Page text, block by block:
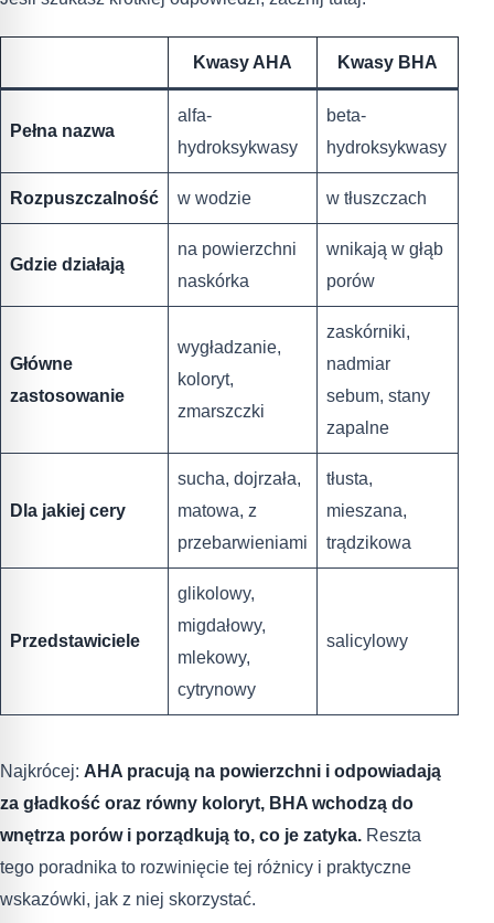
Kwasy AHA Kwasy BHA
Pełna nazwa
alfa-
hydroksykwasy
beta-
hydroksykwasy
Rozpuszczalność w wodzie w tłuszczach
Gdzie działają
na powierzchni
naskórka
wnikają w głąb
porów
Główne
zastosowanie
wygładzanie,
koloryt,
zmarszczki
zaskórniki,
nadmiar
sebum, stany
zapalne
Dla jakiej cery
sucha, dojrzała,
matowa, z
przebarwieniami
tłusta,
mieszana,
trądzikowa
Przedstawiciele
glikolowy,
migdałowy,
mlekowy,
cytrynowy
salicylowy
Najkrócej: AHA pracują na powierzchni i odpowiadają
za gładkość oraz równy koloryt, BHA wchodzą do
wnętrza porów i porządkują to, co je zatyka. Reszta
tego poradnika to rozwinięcie tej różnicy i praktyczne
wskazówki, jak z niej skorzystać.